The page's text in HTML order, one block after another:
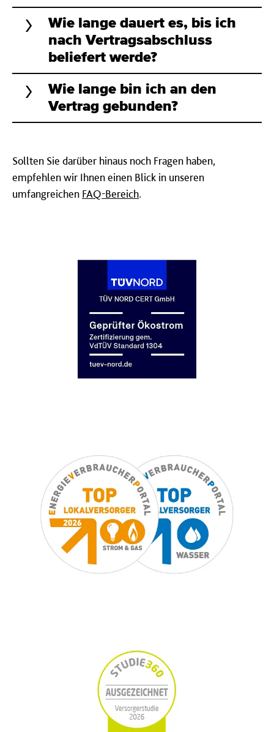
Wie lange dauert es, bis ich
nach Vertragsabschluss
beliefert werde?
Wie lange bin ich an den
Vertrag gebunden?
Sollten Sie darüber hinaus noch Fragen haben,
empfehlen wir Ihnen einen Blick in unseren
umfangreichen FAQ-Bereich.